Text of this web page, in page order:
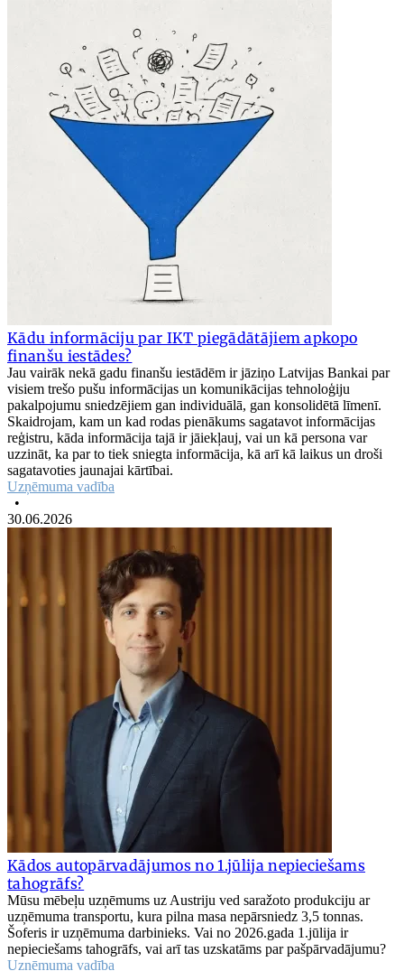
Kādu informāciju par IKT piegādātājiem apkopo
finanšu iestādes?
Jau vairāk nekā gadu finanšu iestādēm ir jāziņo Latvijas Bankai par
visiem trešo pušu informācijas un komunikācijas tehnoloģiju
pakalpojumu sniedzējiem gan individuālā, gan konsolidētā līmenī.
Skaidrojam, kam un kad rodas pienākums sagatavot informācijas
reģistru, kāda informācija tajā ir jāiekļauj, vai un kā persona var
uzzināt, ka par to tiek sniegta informācija, kā arī kā laikus un droši
sagatavoties jaunajai kārtībai.
Uzņēmuma vadība
•
30.06.2026
Kādos autopārvadājumos no 1.jūlija nepieciešams
tahogrāfs?
Mūsu mēbeļu uzņēmums uz Austriju ved saražoto produkciju ar
uzņēmuma transportu, kura pilna masa nepārsniedz 3,5 tonnas.
Šoferis ir uzņēmuma darbinieks. Vai no 2026.gada 1.jūlija ir
nepieciešams tahogrāfs, vai arī tas uzskatāms par pašpārvadājumu?
Uzņēmuma vadība